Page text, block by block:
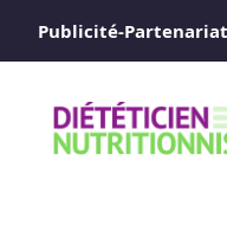
Publicité-